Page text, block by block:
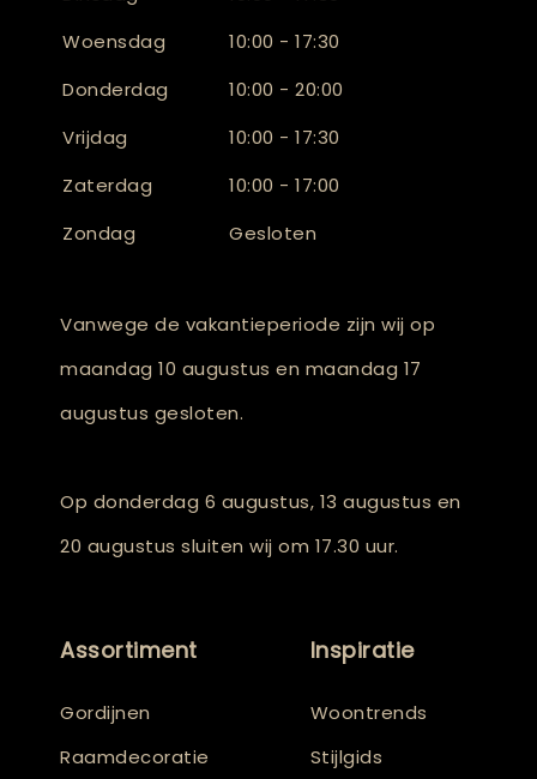
Woensdag
10:00 - 17:30
Donderdag
10:00 - 20:00
Vrijdag
10:00 - 17:30
Zaterdag
10:00 - 17:00
Zondag
Gesloten
Vanwege de vakantieperiode zijn wij op
maandag 10 augustus en maandag 17
augustus gesloten.
Op donderdag 6 augustus, 13 augustus en
20 augustus sluiten wij om 17.30 uur.
Assortiment
Gordijnen
Raamdecoratie
Inspiratie
Woontrends
Stijlgids